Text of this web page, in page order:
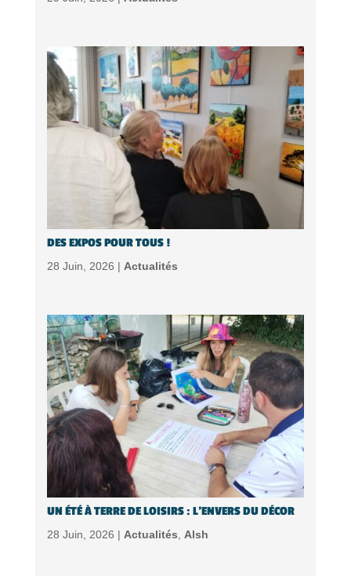
DES EXPOS POUR TOUS !
28 Juin, 2026 | Actualités
UN ÉTÉ À TERRE DE LOISIRS : L’ENVERS DU DÉCOR
28 Juin, 2026 | Actualités, Alsh